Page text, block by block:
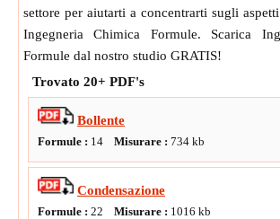
settore per aiutarti a concentrarti sugli
Ingegneria Chimica Formule. Scarica
Formule dal nostro studio GRATIS!
Trovato 20+ PDF's
Bollente
Formule : 14 Misurare : 734 kb
Condensazione
Formule : 22 Misurare : 1016 kb